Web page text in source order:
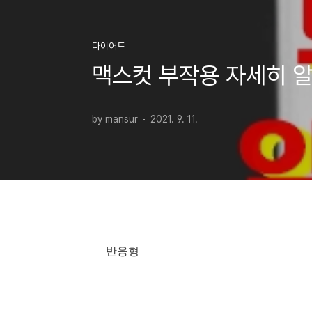
다이어트
맥스컷 부작용 자세히
by mansur 2021. 9. 11.
반응형